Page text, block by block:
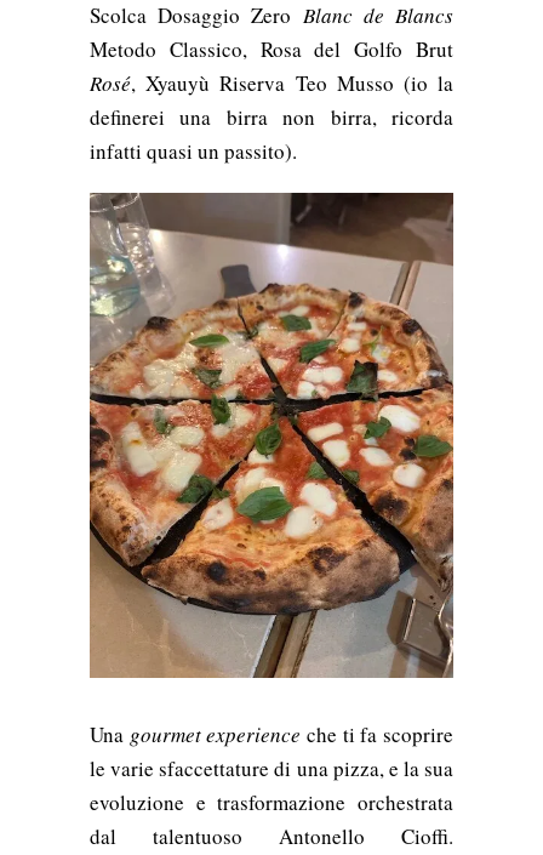
Scolca Dosaggio Zero Blanc de Blancs
Metodo Classico, Rosa del Golfo Brut
Rosé, Xyauyù Riserva Teo Musso (io la
definerei una birra non birra, ricorda
infatti quasi un passito).
Una gourmet experience che ti fa scoprire
le varie sfaccettature di una pizza, e la sua
evoluzione e trasformazione orchestrata
dal talentuoso Antonello Cioffi.